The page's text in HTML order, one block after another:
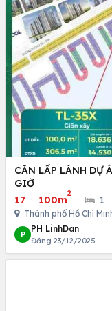
CĂN LẤP LÁNH DỰ
GIỜ
17 · 100m
2
· 1
Thành phố Hồ Chí
P
PH LinhDan
Đăng 23/12/2025